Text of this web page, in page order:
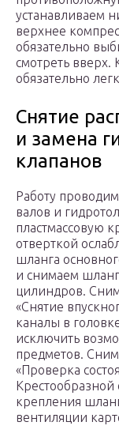
устанавливаем
верхнее
обязательно
смотреть
обязательно
Снятие
и замена
клапанов
Работу
валов и
пластмассовую
отверткой
шланга
и снимаем
цилиндров.
«Снятие
каналы в
исключить
предметов.
«Проверка
Крестообразной
крепления
вентиляции